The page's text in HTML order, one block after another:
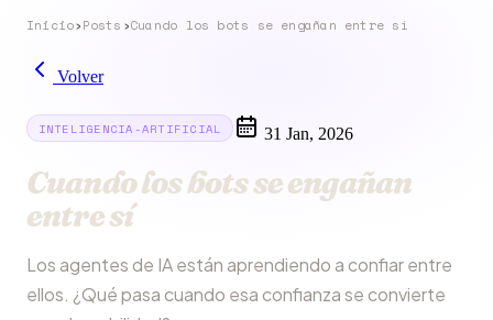
Inicio›Posts ›Cuando los bots se engañan entre sí
Volver
INTELIGENCIA-ARTIFICIAL 31 Jan, 2026
Cuando los bots se engañan
entre sí
Los agentes de IA están aprendiendo a confiar entre
ellos. ¿Qué pasa cuando esa confianza se convierte